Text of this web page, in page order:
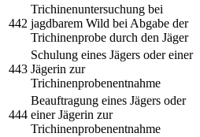
442
Trichinenuntersuchung bei
jagdbarem Wild bei Abgabe der
Trichinenprobe durch den Jäger
443
Schulung eines Jägers oder einer
Jägerin zur
Trichinenprobenentnahme
444
Beauftragung eines Jägers oder
einer Jägerin zur
Trichinenprobenentnahme